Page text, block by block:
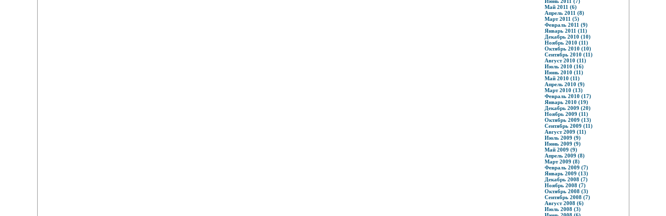
Май 2011 (6)
Апрель 2011 (8)
Март 2011 (5)
Февраль 2011 (9)
Январь 2011 (11)
Декабрь 2010 (10)
Ноябрь 2010 (11)
Октябрь 2010 (10)
Сентябрь 2010 (11)
Август 2010 (11)
Июль 2010 (16)
Июнь 2010 (11)
Май 2010 (11)
Апрель 2010 (9)
Март 2010 (13)
Февраль 2010 (17)
Январь 2010 (19)
Декабрь 2009 (20)
Ноябрь 2009 (11)
Октябрь 2009 (13)
Сентябрь 2009 (11)
Август 2009 (11)
Июль 2009 (9)
Июнь 2009 (9)
Май 2009 (9)
Апрель 2009 (8)
Март 2009 (8)
Февраль 2009 (7)
Январь 2009 (13)
Декабрь 2008 (7)
Ноябрь 2008 (7)
Октябрь 2008 (3)
Сентябрь 2008 (7)
Август 2008 (6)
Июль 2008 (3)